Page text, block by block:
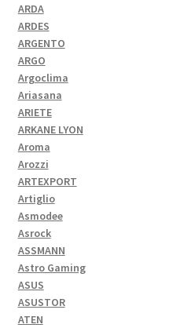
ARDA
ARDES
ARGENTO
ARGO
Argoclima
Ariasana
ARIETE
ARKANE LYON
Aroma
Arozzi
ARTEXPORT
Artiglio
Asmodee
Asrock
ASSMANN
Astro Gaming
ASUS
ASUSTOR
ATEN